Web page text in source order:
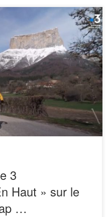
du documentaire
par Laurent Guillaume
a mis en avant la ligne de
[…]
3
Haut » sur le
…